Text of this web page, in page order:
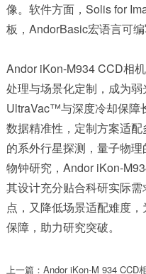
像。软件方面，Solis for
板，AndorBasic宏语言可
Andor iKon-M934 CCD相
处理与场景化定制，成为弱
UltraVac™与深度冷却保障
数据精准性，定制方案适
的系外行星探测，量子物
物钟研究， Andor iKon-
其设计充分贴合科研实际
点，又降低场景适配难度
保障，助力研究突破。
上一篇：Andor iKon-M 934 CCD